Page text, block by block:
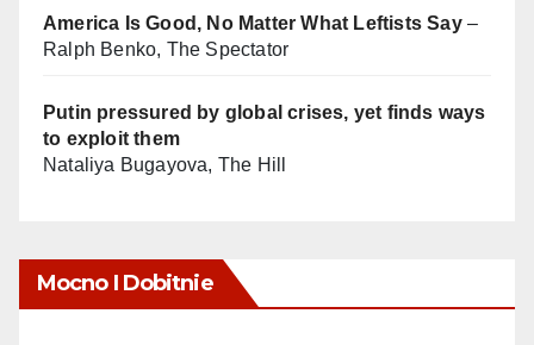
America Is Good, No Matter What Leftists Say–
Ralph Benko, The Spectator
Putin pressured by global crises, yet finds ways
to exploit them
Nataliya Bugayova, The Hill
Mocno I Dobitnie